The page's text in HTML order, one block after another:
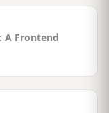
A Frontend